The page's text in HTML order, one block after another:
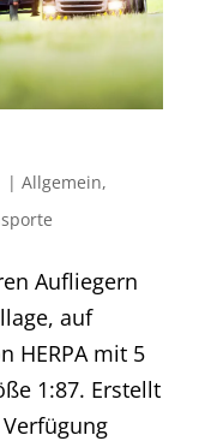
| Allgemein,
Aufliegern
auf
HERPA mit 5
1:87. Erstellt